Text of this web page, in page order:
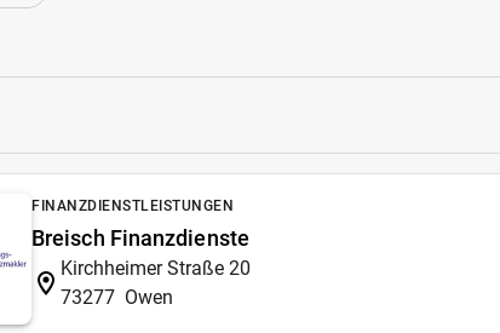
FINANZDIENSTLEISTUNGEN
Breisch Finanzdienste
Kirchheimer Straße 20
73277 Owen